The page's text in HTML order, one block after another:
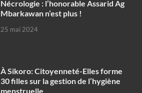
Nécrologie : l’honorable Assarid Ag
Mbarkawan n’est plus !
25 mai 2024
À Sikoro: Citoyenneté-Elles forme
30 filles sur la gestion de l’hygiène
menstruelle